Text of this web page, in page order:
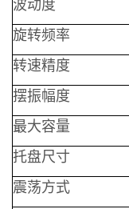
波动度
旋转频率
转速精度
摆振幅度
最大容量
托盘尺寸
震荡方式